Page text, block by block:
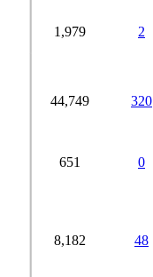
1,979
320
44,749
651
48
8,182